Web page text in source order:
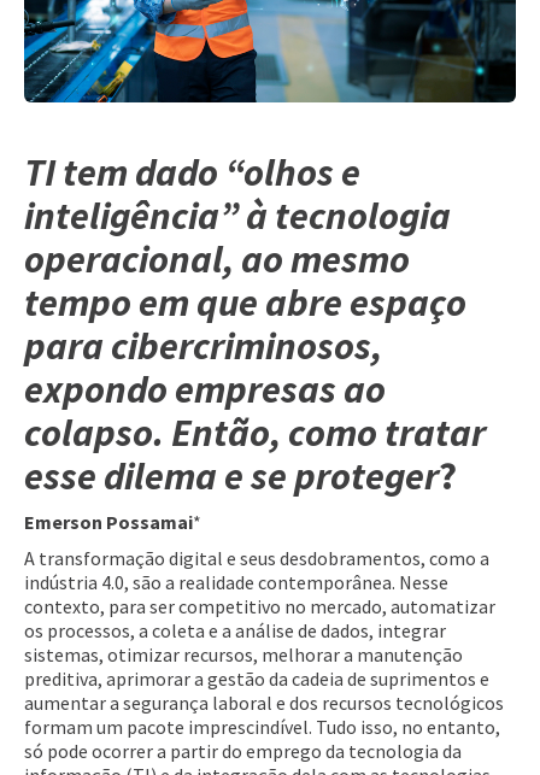
TI tem dado “olhos e
inteligência” à tecnologia
operacional, ao mesmo
tempo em que abre espaço
para cibercriminosos,
expondo empresas ao
colapso. Então, como tratar
esse dilema e se proteger?
Emerson Possamai*
A transformação digital e seus desdobramentos, como a
indústria 4.0, são a realidade contemporânea. Nesse
contexto, para ser competitivo no mercado, automatizar
os processos, a coleta e a análise de dados, integrar
sistemas, otimizar recursos, melhorar a manutenção
preditiva, aprimorar a gestão da cadeia de suprimentos e
aumentar a segurança laboral e dos recursos tecnológicos
formam um pacote imprescindível. Tudo isso, no entanto,
só pode ocorrer a partir do emprego da tecnologia da